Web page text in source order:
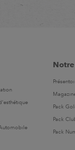
Pack
Pack
Pack